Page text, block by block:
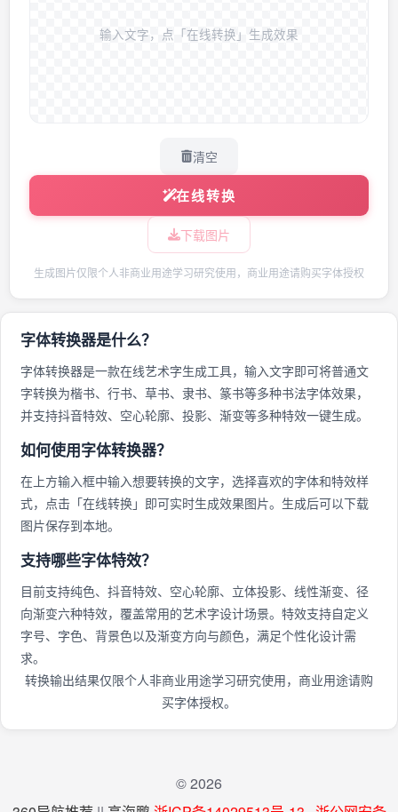
输入文字，点「在线转换」生成效果
清空
在线转换
下载图片
生成图片仅限个人非商业用途学习研究使用，商业用途请购买字体授权
字体转换器是什么？
字体转换器是一款在线艺术字生成工具，输入文字即可将普通文
字转换为楷书、行书、草书、隶书、篆书等多种书法字体效果，
并支持抖音特效、空心轮廓、投影、渐变等多种特效一键生成。
如何使用字体转换器？
在上方输入框中输入想要转换的文字，选择喜欢的字体和特效样
式，点击「在线转换」即可实时生成效果图片。生成后可以下载
图片保存到本地。
支持哪些字体特效？
目前支持纯色、抖音特效、空心轮廓、立体投影、线性渐变、径
向渐变六种特效，覆盖常用的艺术字设计场景。特效支持自定义
字号、字色、背景色以及渐变方向与颜色，满足个性化设计需
求。
转换输出结果仅限个人非商业用途学习研究使用，商业用途请购
买字体授权。
© 2026